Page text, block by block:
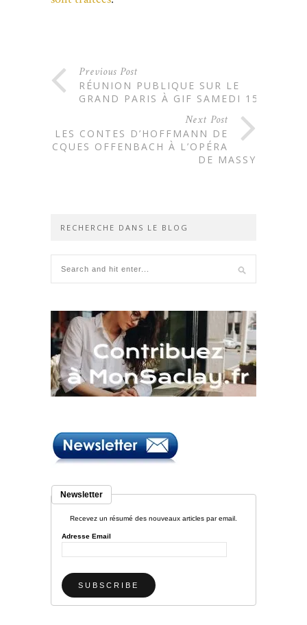
Previous Post
RÉUNION PUBLIQUE SUR LE
GRAND PARIS À GIF SAMEDI 15
Next Post
LES CONTES D’HOFFMANN DE
JACQUES OFFENBACH À L’OPÉRA
DE MASSY
RECHERCHE DANS LE BLOG
Newsletter
Recevez un résumé des nouveaux articles par email.
Adresse Email